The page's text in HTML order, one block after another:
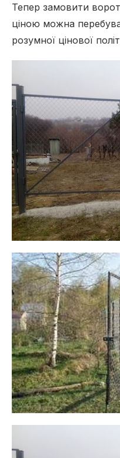
Тепер замовити
ціною можна
розумної цінової